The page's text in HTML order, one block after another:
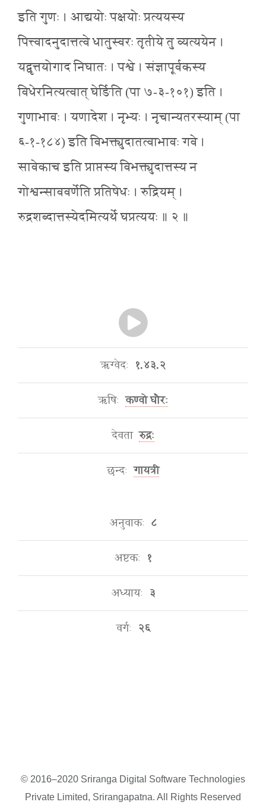
इति गुणः । आद्ययोः पक्षयोः प्रत्ययस्य
पित्त्वादनुदात्तत्वे धातुस्वरः तृतीये तु व्यत्ययेन ।
यद्वृत्तयोगाद निघातः । पश्वे । संज्ञापूर्वकस्य
विधेरनित्यत्वात् घेर्ङिति (पा ७-३-१०१) इति ।
गुणाभावः । यणादेश । नृभ्यः । नृचान्यतरस्याम् (पा
६-१-१८४) इति विभक्त्युदातत्वाभावः गवे ।
सावेकाच इति प्राप्तस्य विभक्त्युदात्तस्य न
गोश्वन्साववर्णेति प्रतिषेधः । रुद्रियम् ।
रुद्रशब्दात्तस्येदमित्यर्थे घप्रत्ययः ॥ २ ॥
ऋग्वेदः १.४३.२
ऋषिः कण्वो घौरः
देवता रुद्रः
छन्दः गायत्री
अनुवाकः ८
अष्टकः १
अध्यायः ३
वर्गः २६
© 2016–2020 Sriranga Digital Software Technologies
Private Limited, Srirangapatna. All Rights Reserved